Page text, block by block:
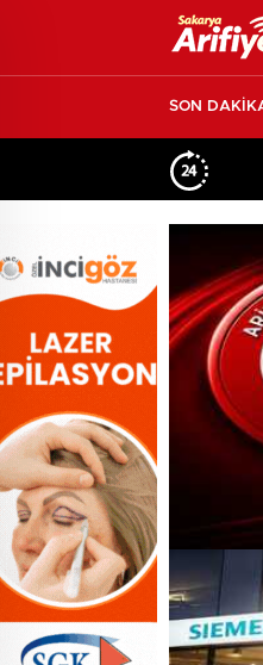
SON